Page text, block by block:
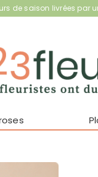
de saison livrées par